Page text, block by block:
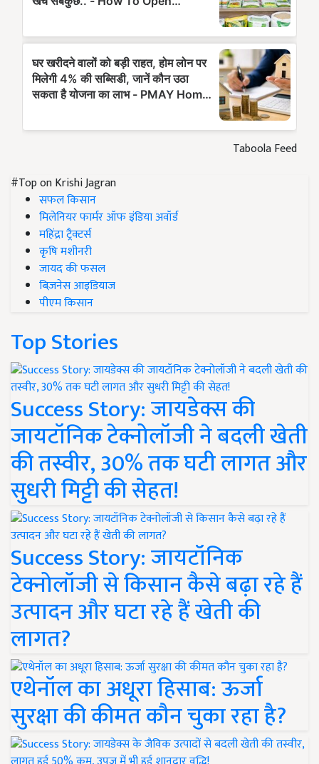
Taboola Feed
#Top on Krishi Jagran
सफल किसान
मिलेनियर फार्मर ऑफ इंडिया अवॉर्ड
महिंद्रा ट्रैक्टर्स
कृषि मशीनरी
जायद की फसल
बिज़नेस आइडियाज
पीएम किसान
Top Stories
Success Story: जायडेक्स की
जायटॉनिक टेक्नोलॉजी ने बदली खेती
की तस्वीर, 30% तक घटी लागत और
सुधरी मिट्टी की सेहत!
Success Story: जायटॉनिक
टेक्नोलॉजी से किसान कैसे बढ़ा रहे हैं
उत्पादन और घटा रहे हैं खेती की
लागत?
एथेनॉल का अधूरा हिसाब: ऊर्जा
सुरक्षा की कीमत कौन चुका रहा है?